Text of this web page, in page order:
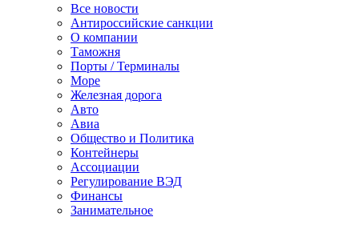
Все новости
Антироссийские санкции
О компании
Таможня
Порты / Терминалы
Море
Железная дорога
Авто
Авиа
Общество и Политика
Контейнеры
Ассоциации
Регулирование ВЭД
Финансы
Занимательное